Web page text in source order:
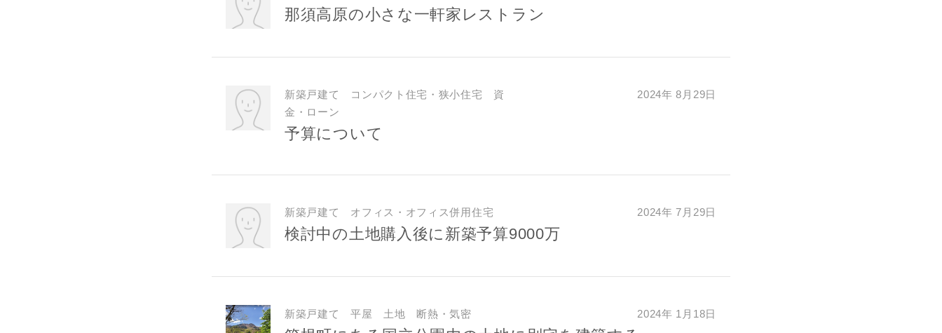
那須高原の小さな一軒家レストラン
新築戸建て コンパクト住宅・狭小住宅 資
金・ローン
2024年 8月29日
予算について
新築戸建て オフィス・オフィス併用住宅 2024年 7月29日
検討中の土地購入後に新築予算9000万
新築戸建て 平屋 土地 断熱・気密 2024年 1月18日